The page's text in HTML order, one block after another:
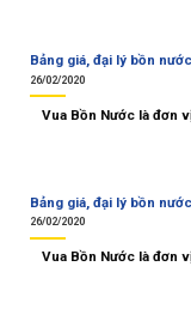
Bảng giá, đại lý bồn
26/02/2020
Vua Bồn Nước là đơn
Bảng giá, đại lý bồn
26/02/2020
Vua Bồn Nước là đơn